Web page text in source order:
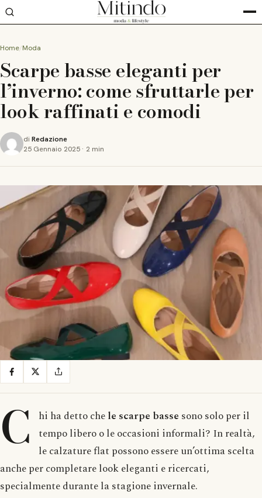
Home Moda
Scarpe basse eleganti per
l’inverno: come sfruttarle per
look raffinati e comodi
di Redazione
25 Gennaio 2025 · 2 min
C hi ha detto chele scarpe basse sono solo per il
tempo libero o le occasioni informali? In realtà,
le calzature flat possono essere un’ottima scelta
anche per completare look eleganti e ricercati,
specialmente durante la stagione invernale.